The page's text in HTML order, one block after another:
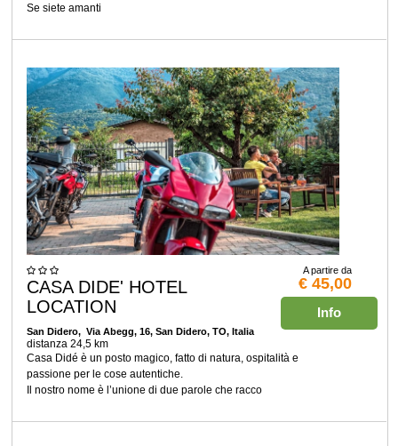
Se siete amanti
A partire da
€ 45,00
Info
CASA DIDE' HOTEL
LOCATION
San Didero, Via Abegg, 16, San Didero, TO, Italia
distanza 24,5 km
Casa Didé è un posto magico, fatto di natura, ospitalità e
passione per le cose autentiche.
Il nostro nome è l’unione di due parole che racco